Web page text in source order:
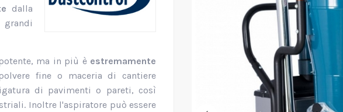
dalla
ma in più è estremamente
fine o maceria di cantiere
di pavimenti o pareti, così
Inoltre l'aspiratore può essere